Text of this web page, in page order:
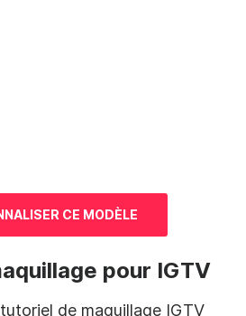
CE MODÈLE
pour IGTV
de maquillage IGTV